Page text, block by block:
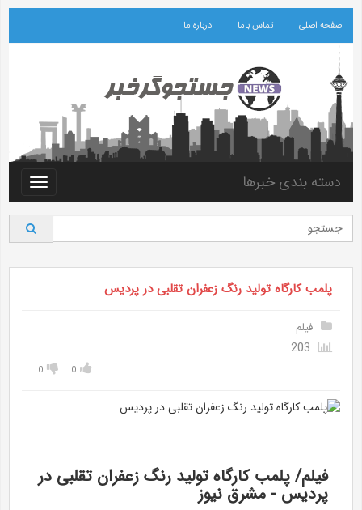
صفحه اصلی تماس باما درباره ما
Toggle
دسته بندی خبرها
پلمب کارگاه تولید رنگ زعفران تقلبی در پردیس
فیلم
0
0
فیلم/ پلمب کارگاه تولید رنگ زعفران تقلبی در
پردیس - مشرق نیوز